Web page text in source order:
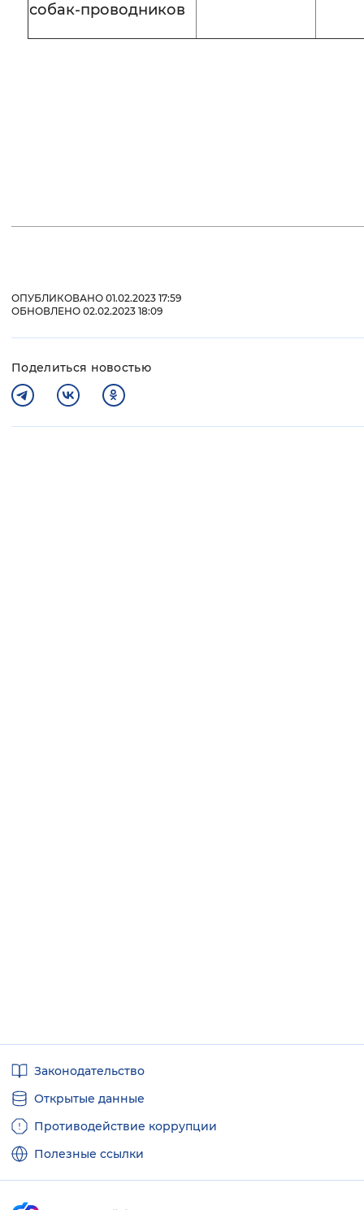
собак-проводников
ОПУБЛИКОВАНО 01.02.2023 17:59
ОБНОВЛЕНО 02.02.2023 18:09
Поделиться новостью
ссылкиЗаконодательство
Открытые данные
Противодействие коррупции
Полезные ссылки